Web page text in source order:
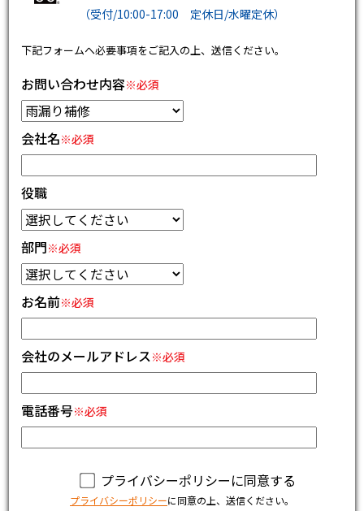
（受付/10:00-17:00 定休日/水曜定休）
下記フォームへ必要事項をご記入の上、送信ください。
お問い合わせ内容※必須
会社名※必須
役職
部門※必須
お名前※必須
会社のメールアドレス※必須
電話番号※必須
プライバシーポリシーに同意する
プライバシーポリシーに同意の上、送信ください。